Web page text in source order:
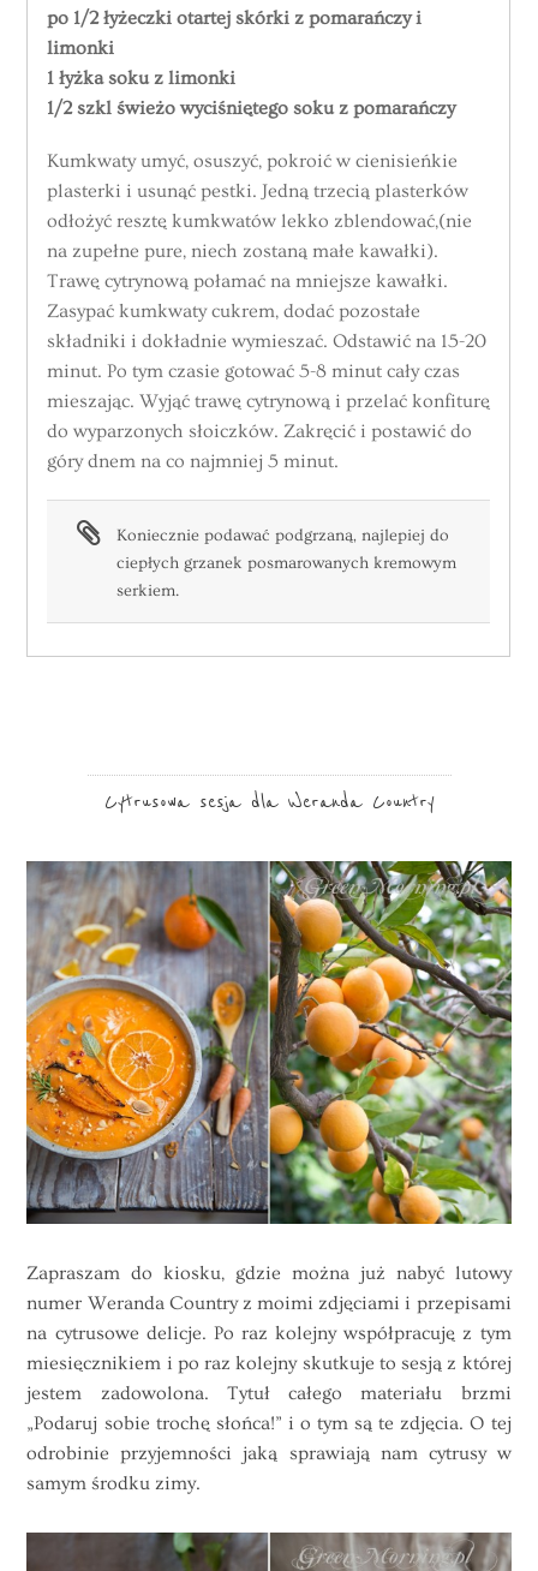
po 1/2 łyżeczki otartej skórki z pomarańczy i
limonki
1 łyżka soku z limonki
1/2 szkl świeżo wyciśniętego soku z pomarańczy
Kumkwaty umyć, osuszyć, pokroić w cienisieńkie
plasterki i usunąć pestki. Jedną trzecią plasterków
odłożyć resztę kumkwatów lekko zblendować,(nie
na zupełne pure, niech zostaną małe kawałki).
Trawę cytrynową połamać na mniejsze kawałki.
Zasypać kumkwaty cukrem, dodać pozostałe
składniki i dokładnie wymieszać. Odstawić na 15-20
minut. Po tym czasie gotować 5-8 minut cały czas
mieszając. Wyjąć trawę cytrynową i przelać konfiturę
do wyparzonych słoiczków. Zakręcić i postawić do
góry dnem na co najmniej 5 minut.
Koniecznie podawać podgrzaną, najlepiej do
ciepłych grzanek posmarowanych kremowym
serkiem.
Cytrusowa sesja dla Weranda Country
Zapraszam do kiosku, gdzie można już nabyć lutowy
numer Weranda Country z moimi zdjęciami i przepisami
na cytrusowe delicje. Po raz kolejny współpracuję z tym
miesięcznikiem i po raz kolejny skutkuje to sesją z której
jestem zadowolona. Tytuł całego materiału brzmi
„Podaruj sobie trochę słońca!” i o tym są te zdjęcia. O tej
odrobinie przyjemności jaką sprawiają nam cytrusy w
samym środku zimy.